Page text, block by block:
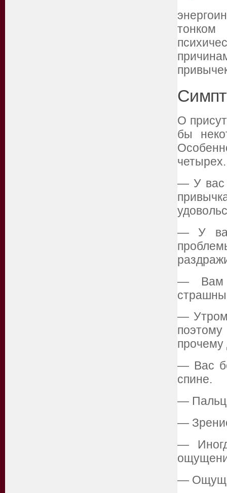
О
бы
четырех.
— У вас
— У вас
— Вам
— Утром
поэтому
прочему
— Вас
спине.
—
—
—
—